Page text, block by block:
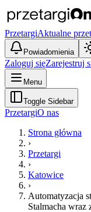
PrzetargiAktualne
Powiadomienia
Zaloguj sięZarejestruj
Menu
Toggle Sidebar
PrzetargiO nas
Strona główna
›
Przetargi
›
Katowice
›
Automatyzacja
Stalmacha wraz